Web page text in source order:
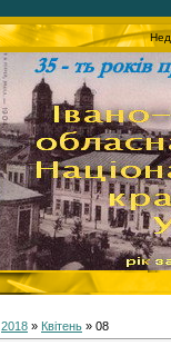
2018 » Квітень » 08